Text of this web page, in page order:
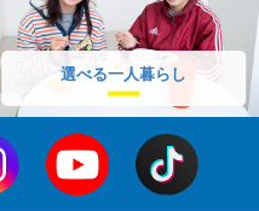
選べる一人暮らし